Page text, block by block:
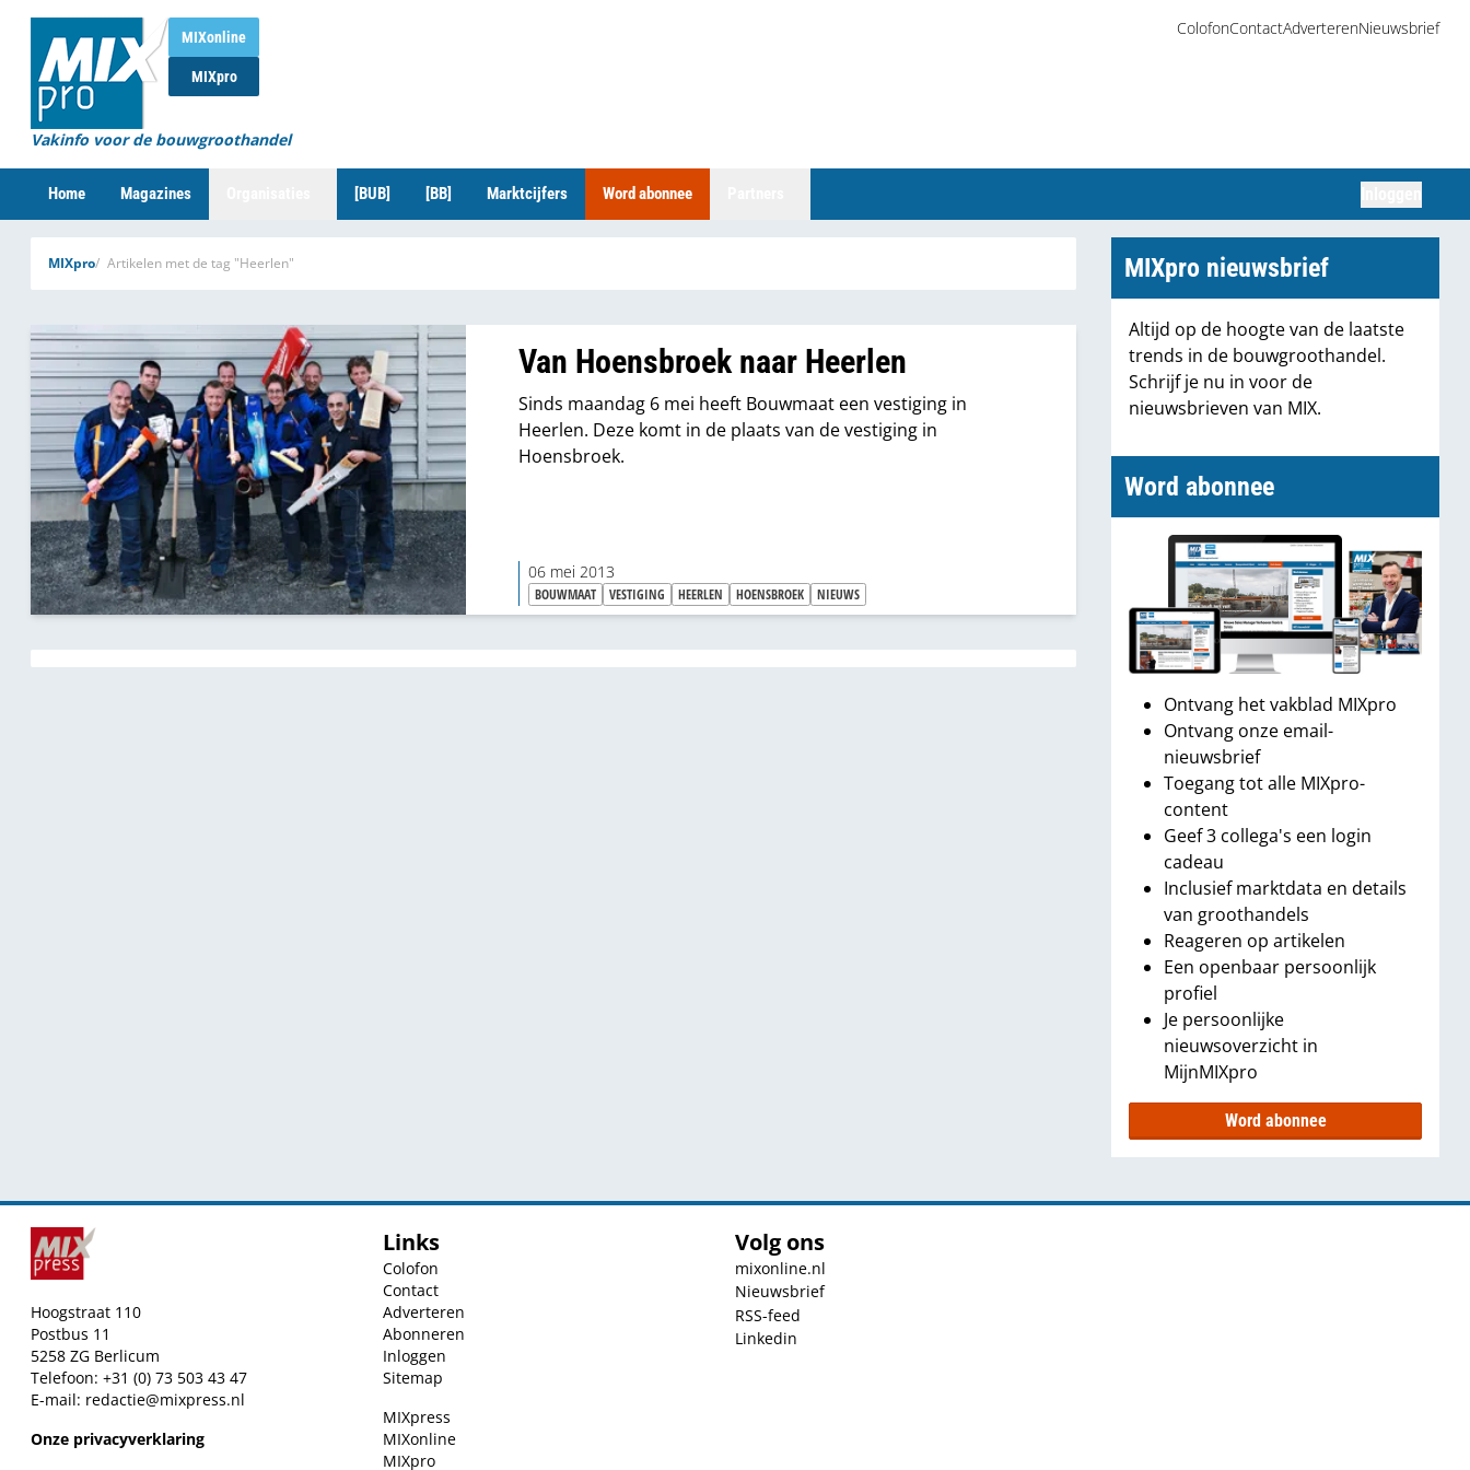
MIXonline
MIXpro
Vakinfo voor de bouwgroothandel
ColofonContactAdverterenNieuwsbrief
Home Magazines [BUB] [BB] Marktcijfers Word abonnee
MIXpro Artikelen met de tag "Heerlen"
Van Hoensbroek naar Heerlen
Sinds maandag 6 mei heeft Bouwmaat een vestiging in
Heerlen. Deze komt in de plaats van de vestiging in
Hoensbroek.
06 mei 2013
BOUWMAAT VESTIGING HEERLEN HOENSBROEK NIEUWS
MIXpro nieuwsbrief
Altijd op de hoogte van de laatste
trends in de bouwgroothandel.
Schrijf je nu in voor de
nieuwsbrieven van MIX.
Word abonnee
Ontvang het vakblad MIXpro
Ontvang onze email-
nieuwsbrief
Toegang tot alle MIXpro-
content
Geef 3 collega's een login
cadeau
Inclusief marktdata en details
van groothandels
Reageren op artikelen
Een openbaar persoonlijk
profiel
Je persoonlijke
nieuwsoverzicht in
MijnMIXpro
Word abonnee
Hoogstraat 110
Postbus 11
5258 ZG Berlicum
Telefoon: +31 (0) 73 503 43 47
E-mail: redactie@mixpress.nl
Onze privacyverklaring
Links
Colofon
Contact
Adverteren
Abonneren
Inloggen
Sitemap
MIXpress
MIXonline
MIXpro
Volg ons
mixonline.nl
Nieuwsbrief
RSS-feed
Linkedin